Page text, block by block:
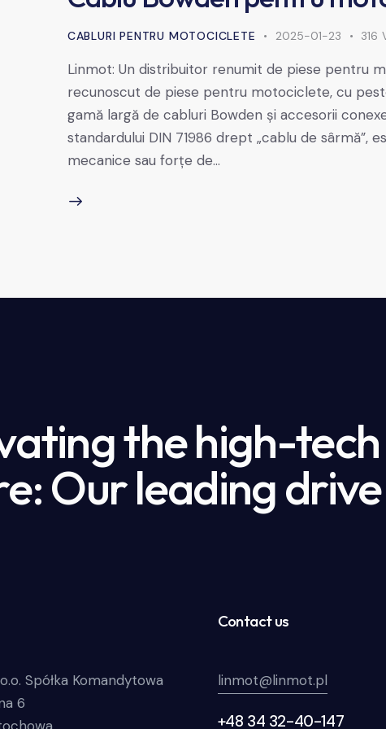
CABLURI PENTRU MOTOCICLETE 2025-01-23 316
Linmot: Un distribuitor renumit de piese pentru
recunoscut de piese pentru motociclete, cu
gamă largă de cabluri Bowden și accesorii
standardului DIN 71986 drept „cablu de sârmă”,
mecanice sau forțe de…
the high-tech
Our leading drive
Spółka Komandytowa
6
Contact us
linmot@linmot.pl
+48 34 32-40-147